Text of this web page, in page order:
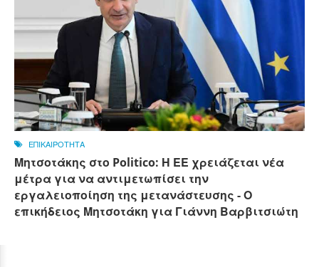
ΕΠΙΚΑΙΡΟΤΗΤΑ
Μητσοτάκης στο Politico: Η ΕΕ χρειάζεται νέα
μέτρα για να αντιμετωπίσει την
εργαλειοποίηση της μετανάστευσης - Ο
επικήδειος Μητσοτάκη για Γιάννη Βαρβιτσιώτη